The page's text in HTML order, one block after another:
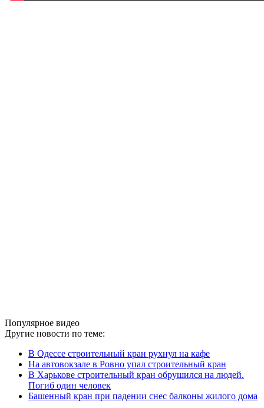
Популярное видео
Другие новости по теме:
В Одессе строительный кран рухнул на кафе
На автовокзале в Ровно упал строительный кран
В Харькове строительный кран обрушился на людей.
Погиб один человек
Башенный кран при падении снес балконы жилого дома